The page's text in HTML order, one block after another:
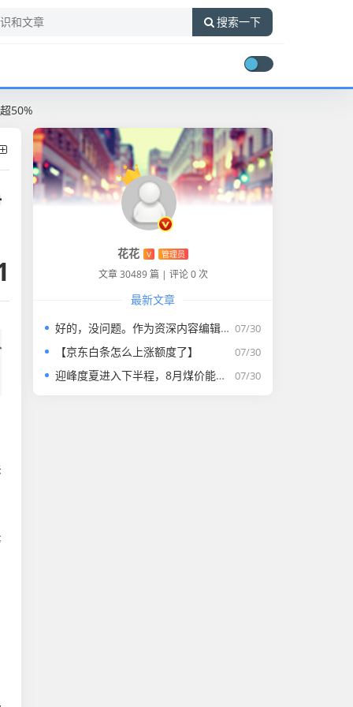
搜索一下
50%
花花 V 管理员
文章 30489 篇 | 评论 0 次
最新文章
07/30
好的，没问题。作为资深内容编辑，我将为您打造一篇符合要求的专业教程文章。
07/30
【京东白条怎么上涨额度了】
07/30
迎峰度夏进入下半程，8月煤价能否走强？